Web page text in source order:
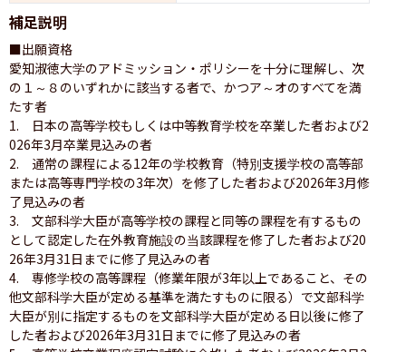
補足説明
■出願資格
愛知淑徳大学のアドミッション・ポリシーを十分に理解し、次
の１～８のいずれかに該当する者で、かつア～オのすべてを満
たす者
1.　日本の高等学校もしくは中等教育学校を卒業した者および2
026年3月卒業見込みの者
2.　通常の課程による12年の学校教育（特別支援学校の高等部
または高等専門学校の3年次）を修了した者および2026年3月修
了見込みの者
3.　文部科学大臣が高等学校の課程と同等の課程を有するもの
として認定した在外教育施設の当該課程を修了した者および20
26年3月31日までに修了見込みの者
4.　専修学校の高等課程（修業年限が3年以上であること、その
他文部科学大臣が定める基準を満たすものに限る）で文部科学
大臣が別に指定するものを文部科学大臣が定める日以後に修了
した者および2026年3月31日までに修了見込みの者